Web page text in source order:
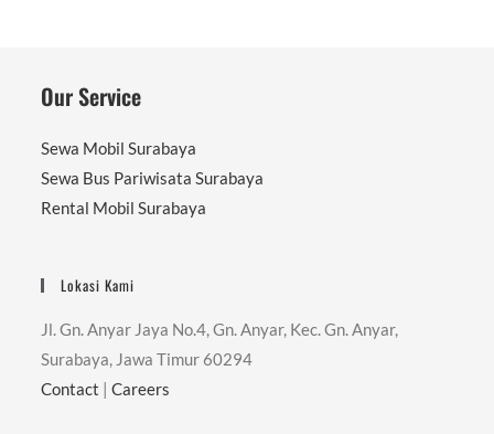
Our Service
Sewa Mobil Surabaya
Sewa Bus Pariwisata Surabaya
Rental Mobil Surabaya
Lokasi Kami
Jl. Gn. Anyar Jaya No.4, Gn. Anyar, Kec. Gn. Anyar,
Surabaya, Jawa Timur 60294
Contact |Careers